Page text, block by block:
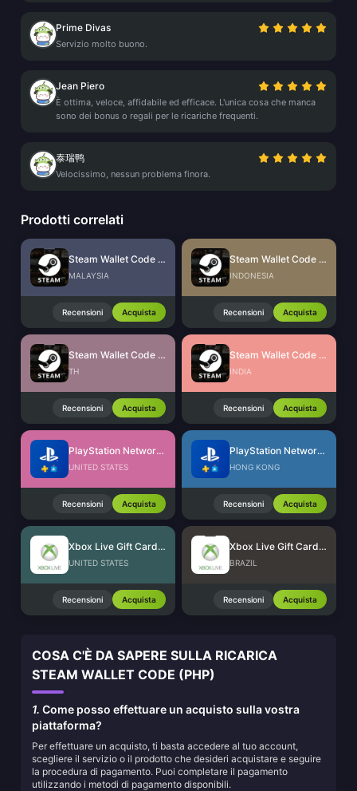
Prime Divas
Servizio molto buono.
Jean Piero
È ottima, veloce, affidabile ed efficace. L'unica cosa che manca
sono dei bonus o regali per le ricariche frequenti.
泰瑞鸭
Velocissimo, nessun problema finora.
Prodotti correlati
Steam Wallet Code (MYR)
MALAYSIA
Recensioni Acquista
Steam Wallet Code (IDR)
INDONESIA
Recensioni Acquista
Steam Wallet Code (THB)
TH
Recensioni Acquista
Steam Wallet Code (INR)
INDIA
Recensioni Acquista
PlayStation Network Card (US)
UNITED STATES
Recensioni Acquista
PlayStation Network Card (HK)
HONG KONG
Recensioni Acquista
Xbox Live Gift Card (US)
UNITED STATES
Recensioni Acquista
Xbox Live Gift Card (BR)
BRAZIL
Recensioni Acquista
COSA C'È DA SAPERE SULLA RICARICA
STEAM WALLET CODE (PHP)
1. Come posso effettuare un acquisto sulla vostra
piattaforma?
Per effettuare un acquisto, ti basta accedere al tuo account,
scegliere il servizio o il prodotto che desideri acquistare e seguire
la procedura di pagamento. Puoi completare il pagamento
utilizzando i metodi di pagamento disponibili.